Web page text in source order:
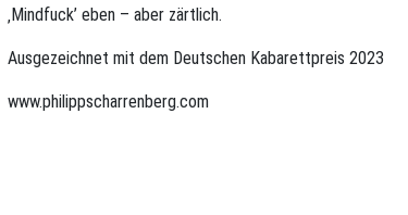
‚Mindfuck’ eben – aber zärtlich.
Ausgezeichnet mit dem Deutschen Kabarettpreis 2023
www.philippscharrenberg.com